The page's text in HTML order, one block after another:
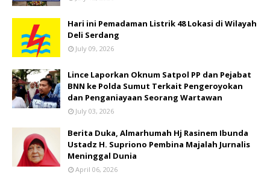
Hari ini Pemadaman Listrik 48 Lokasi di Wilayah
Deli Serdang
July 09, 2026
Lince Laporkan Oknum Satpol PP dan Pejabat
BNN ke Polda Sumut Terkait Pengeroyokan
dan Penganiayaan Seorang Wartawan
July 03, 2026
Berita Duka, Almarhumah Hj Rasinem Ibunda
Ustadz H. Supriono Pembina Majalah Jurnalis
Meninggal Dunia
April 06, 2026